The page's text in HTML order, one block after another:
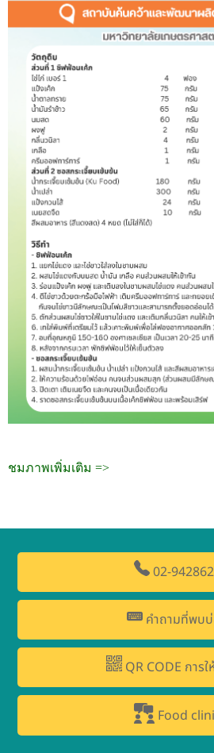
ชมภาพเพิ่มเติม =>
02-
คำถามที่พบ
QR CODE การใ
Food